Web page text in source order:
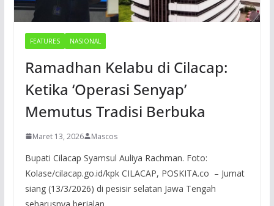
FEATURES NASIONAL
Ramadhan Kelabu di Cilacap:
Ketika ‘Operasi Senyap’
Memutus Tradisi Berbuka
Maret 13, 2026 Mascos
Bupati Cilacap Syamsul Auliya Rachman. Foto:
Kolase/cilacap.go.id/kpk CILACAP, POSKITA.co – Jumat
siang (13/3/2026) di pesisir selatan Jawa Tengah